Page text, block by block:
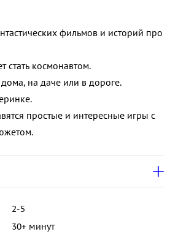
фильмов и историй про
стать космонавтом.
на даче или в дороге.
простые и интересные игры с
2-5
30+ минут